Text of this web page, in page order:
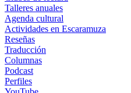
Talleres anuales
Agenda cultural
Actividades en Escaramuza
Reseñas
Traducción
Columnas
Podcast
Perfiles